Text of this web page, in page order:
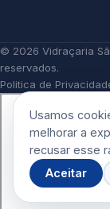
© 2026 Vidraçaria
reservados.
Politica de
Usamos
melhorar a
recusar esse
Aceitar